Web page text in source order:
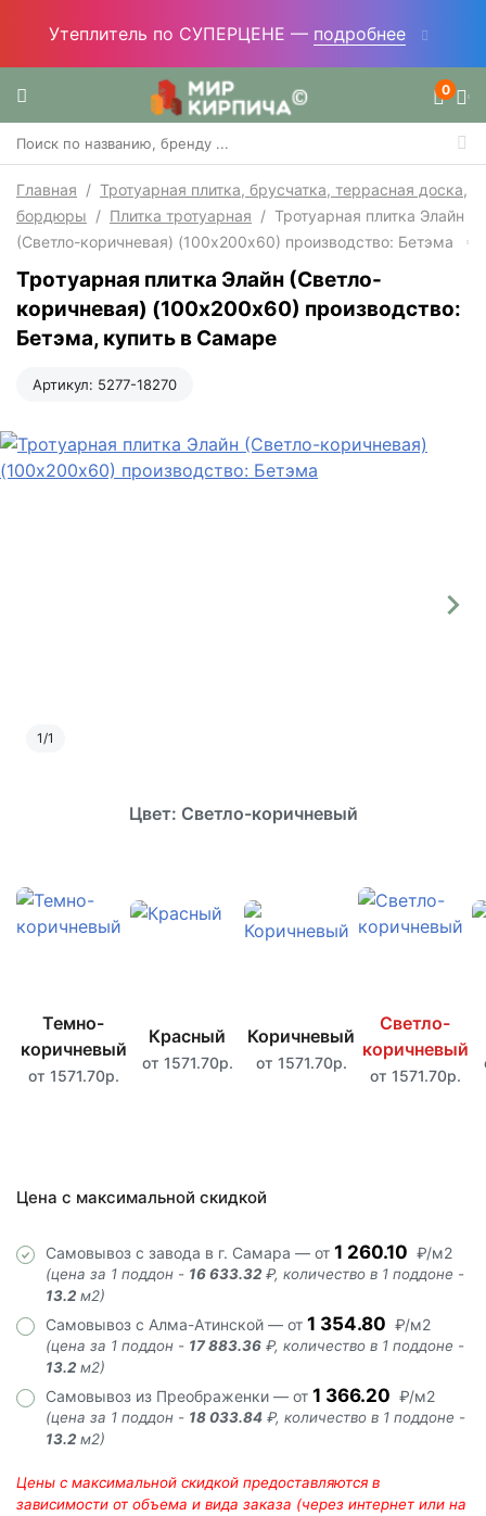
Утеплитель по СУПЕРЦЕНЕ — подробнее
0
Главная / Тротуарная плитка, брусчатка, террасная доска,
бордюры / Плитка тротуарная / Тротуарная плитка Элайн
(Светло-коричневая) (100х200х60) производство: Бетэма
Тротуарная плитка Элайн (Светло-
коричневая) (100х200х60) производство:
Бетэма, купить в Самаре
Артикул: 5277-18270
1/1
Цвет: Светло-коричневый
Темно-
коричневый
от 1571.70р.
Красный
от 1571.70р.
Коричневый
от 1571.70р.
Светло-
коричневый
от 1571.70р.
Цена с максимальной скидкой
Самовывоз с завода в г. Самара — от 1 260.10 ₽/м2
(цена за 1 поддон - 16 633.32 ₽, количество в 1 поддоне -
13.2 м2)
Самовывоз с Алма-Атинской — от 1 354.80 ₽/м2
(цена за 1 поддон - 17 883.36 ₽, количество в 1 поддоне -
13.2 м2)
Самовывоз из Преображенки — от 1 366.20 ₽/м2
(цена за 1 поддон - 18 033.84 ₽, количество в 1 поддоне -
13.2 м2)
Цены с максимальной скидкой предоставляются в
зависимости от объема и вида заказа (через интернет или на